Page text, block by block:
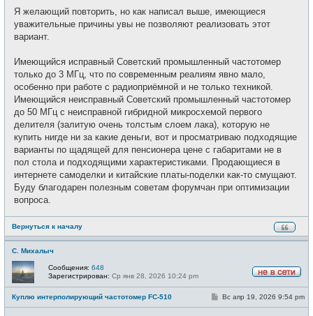
Я желающий повторить, но как написал выше, имеющиеся
уважительные причины увы не позволяют реализовать этот
вариант.
Имеющийся исправный Советский промышленный частотомер
только до 3 МГц, что по современным реалиям явно мало,
особенно при работе с радиоприёмной и не только техникой.
Имеющийся неисправный Советский промышленный частотомер
до 50 МГц с неисправной гибридной микросхемой первого
делителя (залитую очень толстым слоем лака), которую не
купить нигде ни за какие деньги, вот и просматриваю подходящие
варианты по щадящей для пенсионера цене с габаритами не в
пол стола и подходящими характеристиками. Продающиеся в
интернете самоделки и китайские платы-поделки как-то смущают.
Буду благодарен полезным советам форумчан при оптимизации
вопроса.
Вернуться к началу
С. Михалыч
е
в
с
Сообщения: 648
Зарегистрирован: Ср янв 28, 2026 10:24 pm
Куплю интерполирующий частотомер FC-510
СВс апр 19, 2026 9:54 pm